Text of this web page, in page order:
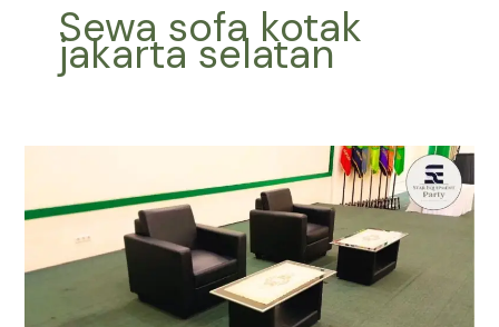
Sewa sofa kotak
jakarta selatan